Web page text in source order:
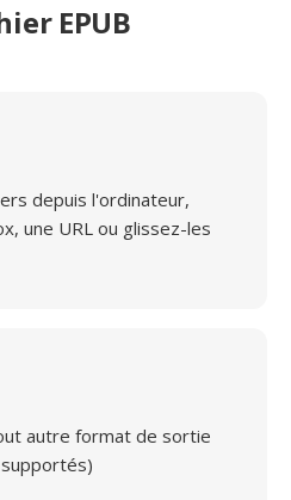
EPUB
depuis l'ordinateur,
une URL ou glissez-les
autre format de sortie